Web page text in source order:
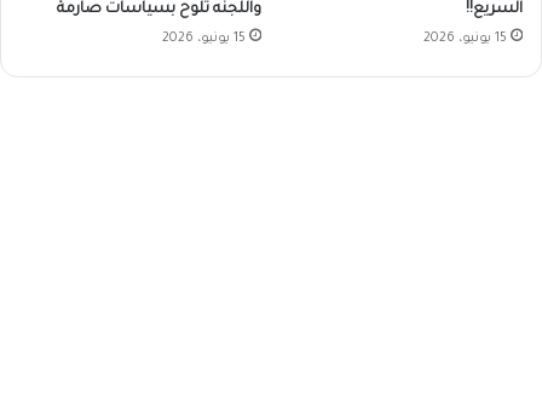
السريع!!
15 يونيو، 2026
واللجنه تلوح بسياسات صارمة
15 يونيو، 2026